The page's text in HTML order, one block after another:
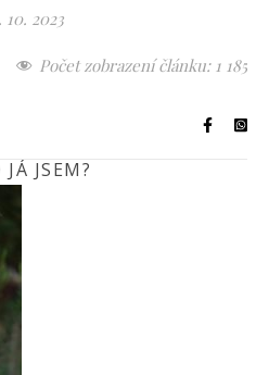
10. 2023
Počet zobrazení článku: 1 185
JÁ JSEM?